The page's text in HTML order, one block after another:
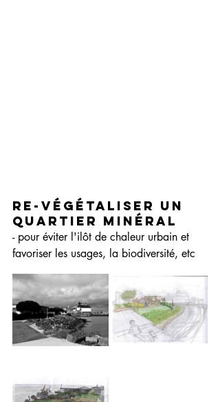
Re-végétaliser un
quartier minéral
- pour éviter l'ilôt de chaleur urbain et
favoriser les usages, la biodiversité, etc